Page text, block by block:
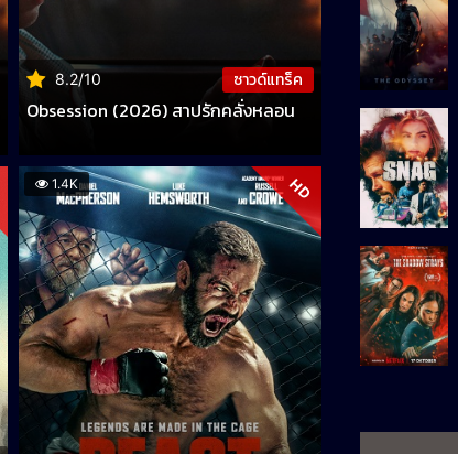
8.2/10 ซาวด์แทร็ค
Obsession (2026) สาปรักคลั่งหลอน
1.4K HD